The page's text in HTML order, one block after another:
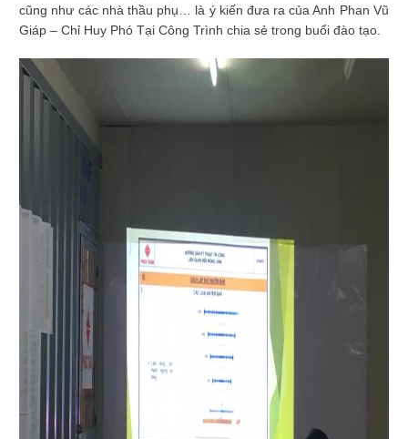
cũng như các nhà thầu phụ… là ý kiến đưa ra của Anh Phan Vũ
Giáp – Chỉ Huy Phó Tại Công Trình chia sẻ trong buổi đào tạo.